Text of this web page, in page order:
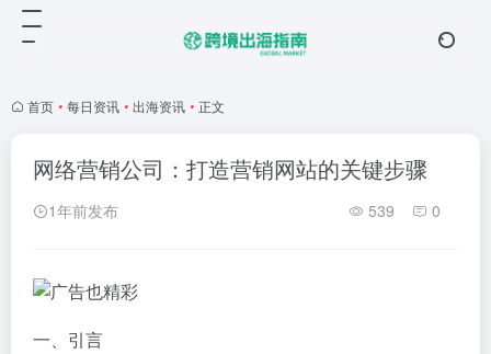
首页 • 每日资讯 • 出海资讯 • 正文
网络营销公司：打造营销网站的关键步骤
1年前发布 539 0
一、引言